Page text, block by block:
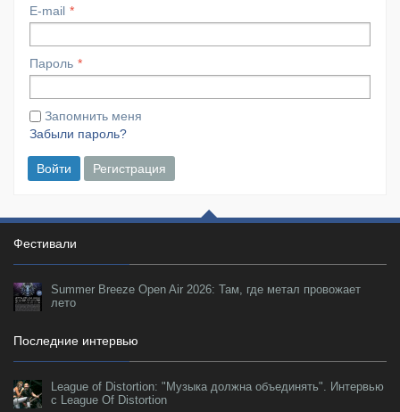
E-mail
Пароль
Запомнить меня
Забыли пароль?
Войти Регистрация
Фестивали
Summer Breeze Open Air 2026: Там, где метал провожает
лето
Последние интервью
League of Distortion: "Музыка должна объединять". Интервью
с League Of Distortion